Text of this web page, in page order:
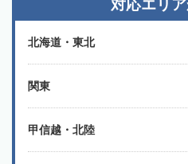
対応エリ
北海道・東北
関東
甲信越・北陸